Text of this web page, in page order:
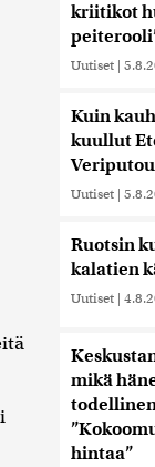
kriitikot
Uutiset |
Kuin
kuullut
Uutiset |
Ruotsin
kalatien
Uutiset |
mikä
hintaa”